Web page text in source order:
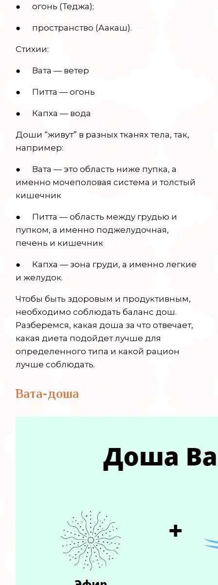
● огонь (Теджа);
● пространство (Аакаш).
Стихии:
● Вата — ветер
● Питта — огонь
● Капха — вода
Доши “живут” в разных тканях тела, так,
например:
● Вата — это область ниже пупка, а
именно мочеполовая система и толстый
кишечник
● Питта — область между грудью и
пупком, а именно поджелудочная,
печень и кишечник
● Капха — зона груди, а именно легкие
и желудок.
Чтобы быть здоровым и продуктивным,
необходимо соблюдать баланс дош.
Разберемся, какая доша за что отвечает,
какая диета подойдет лучше для
определенного типа и какой рацион
лучше соблюдать.
Вата-доша